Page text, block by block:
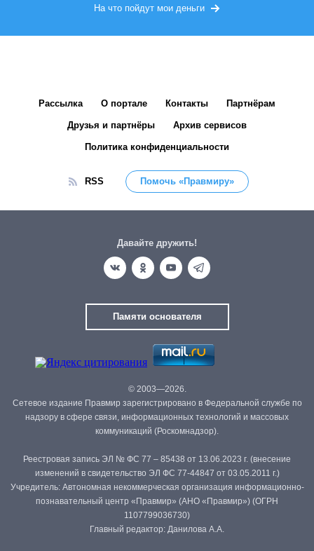
На что пойдут мои деньги
Рассылка О портале Контакты Партнёрам
Друзья и партнёры Архив сервисов
Политика конфиденциальности
RSS Помочь «Правмиру»
Давайте дружить!
Памяти основателя
© 2003—2026.
Сетевое издание Правмир зарегистрировано в Федеральной службе по
надзору в сфере связи, информационных технологий и массовых
коммуникаций (Роскомнадзор).
Реестровая запись ЭЛ № ФС 77 – 85438 от 13.06.2023 г. (внесение
изменений в свидетельство ЭЛ ФС 77-44847 от 03.05.2011 г.)
Учредитель: Автономная некоммерческая организация информационно-
познавательный центр «Правмир» (АНО «Правмир») (ОГРН
1107799036730)
Главный редактор: Данилова А.А.